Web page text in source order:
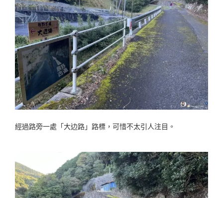
經過路旁一處「大边路」路標，可惜不太引人注目。